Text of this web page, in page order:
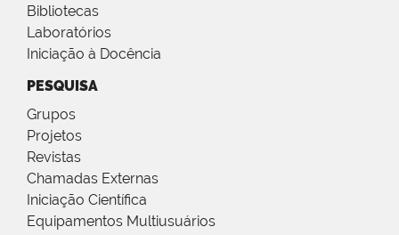
Bibliotecas
Laboratórios
Iniciação à Docência
PESQUISA
Grupos
Projetos
Revistas
Chamadas Externas
Iniciação Científica
Equipamentos Multiusuários